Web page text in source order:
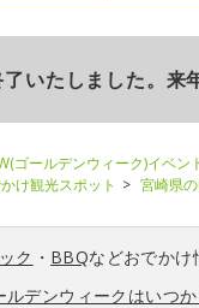
いたしました。来
ゴールデンウィーク)イベン
け観光スポット
宮崎県
ク ・ BBQなどおでかけ
ルデンウィークはいつ